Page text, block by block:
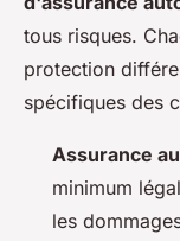
tous risques.
protection
spécifiques des
Assurance
minimum
les